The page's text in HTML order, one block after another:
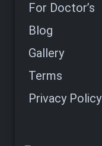
For Doctor’s
Blog
Gallery
Terms
Privacy Policy